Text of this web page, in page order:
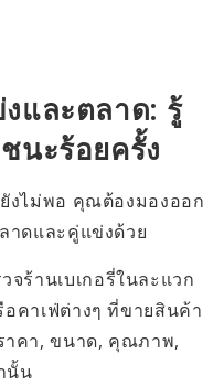
และตลาด: รู้
นะร้อยครั้ง
งไม่พอ คุณต้องมองออก
าดและคู่แข่งด้วย
จร้านเบเกอรี่ในละแวก
คาเฟ่ต่างๆ ที่ขายสินค้า
คา, ขนาด, คุณภาพ,
นั้น